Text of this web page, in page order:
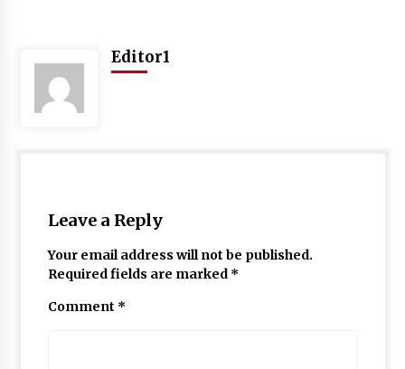
Editor1
Leave a Reply
Your email address will not be published.
Required fields are marked *
Comment *